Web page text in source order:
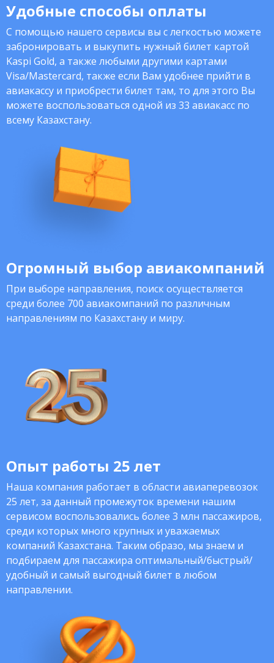
Удобные способы оплаты
С помощью нашего сервисы вы с легкостью можете
забронировать и выкупить нужный билет картой
Kaspi Gold, а также любыми другими картами
Visa/Mastercard, также если Вам удобнее прийти в
авиакассу и приобрести билет там, то для этого Вы
можете воспользоваться одной из 33 авиакасс по
всему Казахстану.
Огромный выбор авиакомпаний
При выборе направления, поиск осуществляется
среди более 700 авиакомпаний по различным
направлениям по Казахстану и миру.
Опыт работы 25 лет
Наша компания работает в области авиаперевозок
25 лет, за данный промежуток времени нашим
сервисом воспользовались более 3 млн пассажиров,
среди которых много крупных и уважаемых
компаний Казахстана. Таким образо, мы знаем и
подбираем для пассажира оптимальный/быстрый/
удобный и самый выгодный билет в любом
направлении.